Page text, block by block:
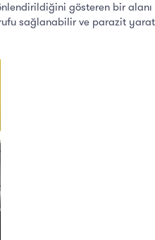
gösteren bir
sağlanabilir ve parazit